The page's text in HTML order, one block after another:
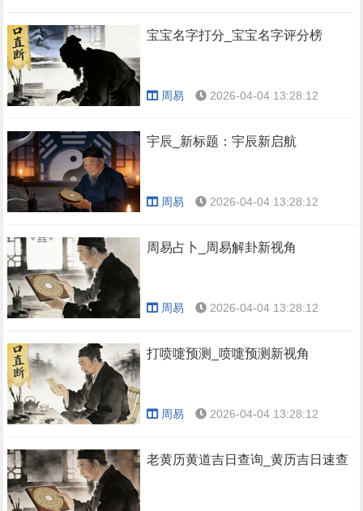
宝宝名字打分_宝宝名字评分榜
周易 2026-04-04 13:28:12
宇辰_新标题：宇辰新启航
周易 2026-04-04 13:28:12
周易占卜_周易解卦新视角
周易 2026-04-04 13:28:12
打喷嚏预测_喷嚏预测新视角
周易 2026-04-04 13:28:12
老黄历黄道吉日查询_黄历吉日速查